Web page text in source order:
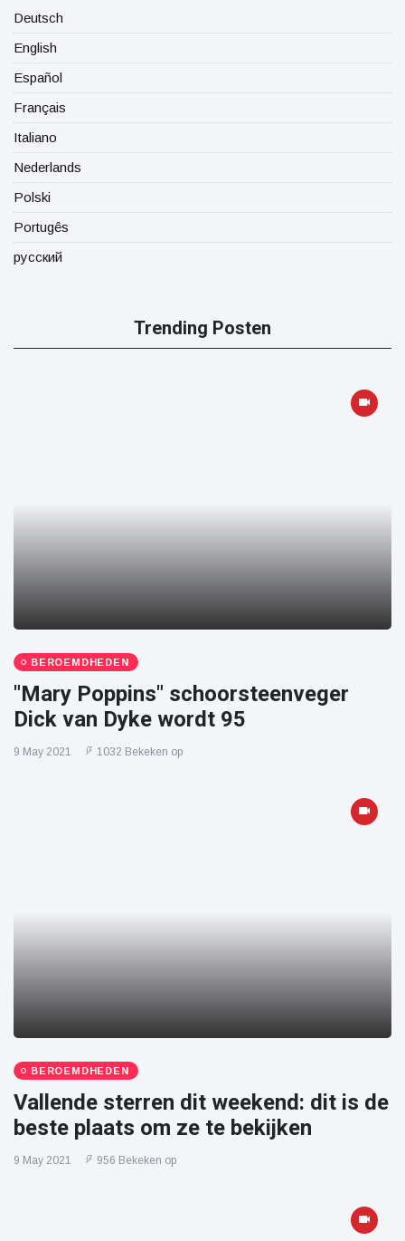
Deutsch
English
Español
Français
Italiano
Nederlands
Polski
Portugês
русский
Trending Posten
BEROEMDHEDEN
"Mary Poppins" schoorsteenveger
Dick van Dyke wordt 95
9 May 2021 1032 Bekeken op
BEROEMDHEDEN
Vallende sterren dit weekend: dit is de
beste plaats om ze te bekijken
9 May 2021 956 Bekeken op